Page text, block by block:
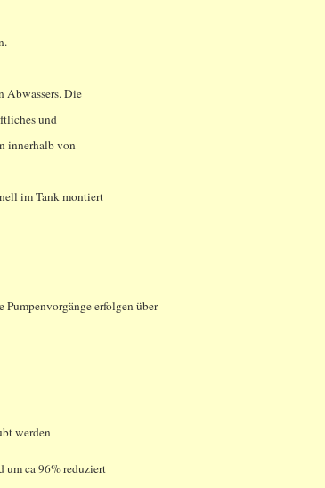
Abwassers. Die
und
innerhalb von
im Tank montiert
erfolgen über
werden
ca 96% reduziert